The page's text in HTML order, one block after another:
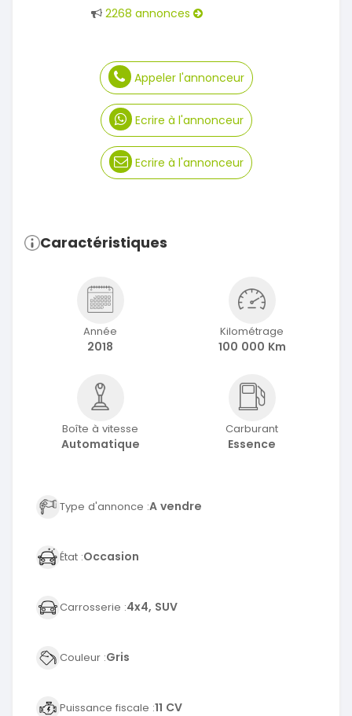
2268 annonces
Appeler l'annonceur
Ecrire à l'annonceur
Ecrire à l'annonceur
Caractéristiques
Année
2018
Kilométrage
100 000 Km
Boîte à vitesse
Automatique
Carburant
Essence
Type d'annonce :A vendre
État :Occasion
Carrosserie :4x4, SUV
Couleur :Gris
Puissance fiscale :11 CV